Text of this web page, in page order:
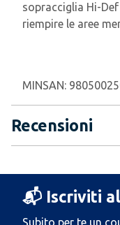
sopracciglia Hi-
riempire le aree
MINSAN:
Recensioni
📬 Iscriviti
Subito per te un